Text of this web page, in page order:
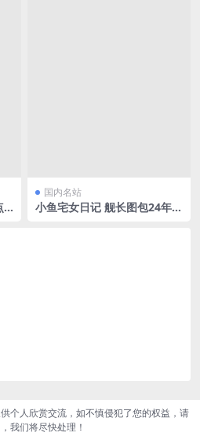
国内名站
小鱼宅女日记 舰长图包24年1
个人欣赏交流，如不慎侵犯了您的权益，请
我们将尽快处理！